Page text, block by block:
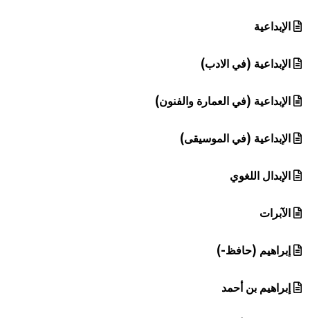
الإبداعية
الإبداعية (في الادب)
الإبداعية (في العمارة والفنون)
الإبداعية (في الموسيقى)
الإبدال اللغوي
الآبرات
إبراهيم (حافظ-)
إبراهيم بن أحمد